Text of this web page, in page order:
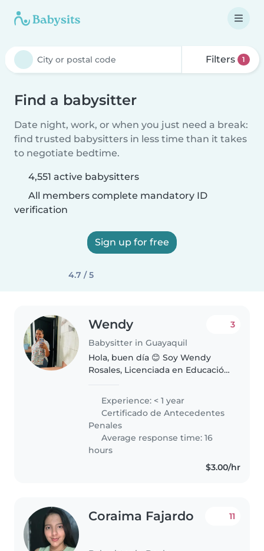
Filters 1
Find a babysitter
Date night, work, or when you just need a break:
find trusted babysitters in less time than it takes
to negotiate bedtime.
4,551 active babysitters
All members complete mandatory ID
verification
Sign up for free
4.7 / 5
Wendy
Babysitter in Guayaquil
3
Hola, buen día 😊 Soy Wendy
Rosales, Licenciada en Educación
cuidado de niños. Ofrezco un
ambiente seguro, cariñoso y
actividades educativas acordes
a..
Experience: < 1 year
Certificado de Antecedentes
Penales
Average response time: 16
hours
$3.00/hr
Coraima Fajardo 11